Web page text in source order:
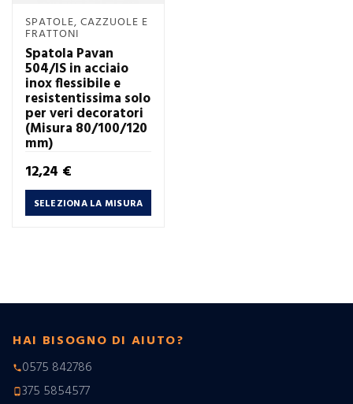
SPATOLE, CAZZUOLE E
FRATTONI
Spatola Pavan
504/IS in acciaio
inox flessibile e
resistentissima solo
per veri decoratori
(Misura 80/100/120
mm)
Prezzo
12,24 €
SELEZIONA LA MISURA
HAI BISOGNO DI AIUTO?
phone0575 842786
phone_android375 5854577